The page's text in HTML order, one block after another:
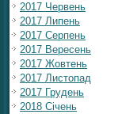
2017 Червень
2017 Липень
2017 Серпень
2017 Вересень
2017 Жовтень
2017 Листопад
2017 Грудень
2018 Січень